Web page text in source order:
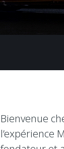
Bienvenue
l’expérience